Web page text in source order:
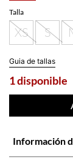
Talla
XS S
Guia de tallas
1 disponible
Información